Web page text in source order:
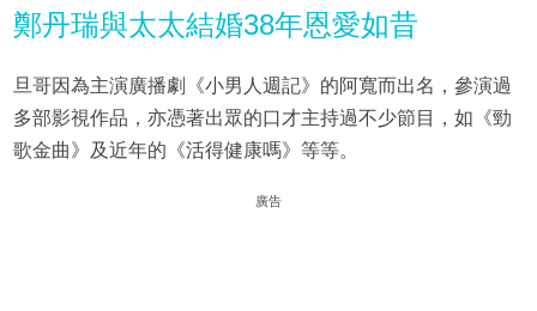
鄭丹瑞與太太結婚38年恩愛如昔
旦哥因為主演廣播劇《小男人週記》的阿寬而出名，參演過
多部影視作品，亦憑著出眾的口才主持過不少節目，如《勁
歌金曲》及近年的《活得健康嗎》等等。
廣告